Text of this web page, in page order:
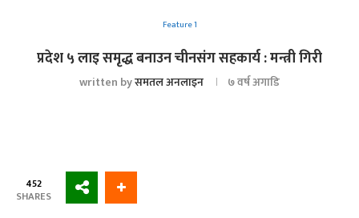
Feature 1
प्रदेश ५ लाइ समृद्ध बनाउन चीनसंग सहकार्य : मन्त्री गिरी
written byसमतल अनलाइन ७ वर्ष अगाडि
452
SHARES